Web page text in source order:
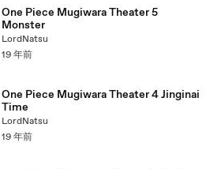
One Piece Mugiwara Theater 5
Monster
LordNatsu
19 年前
One Piece Mugiwara Theater 4 Jinginai
Time
LordNatsu
19 年前